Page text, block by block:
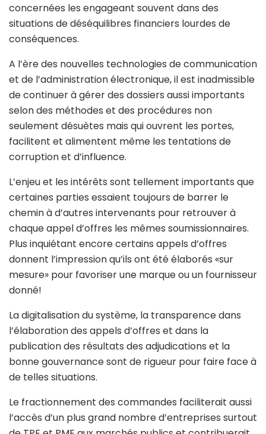
concernées les engageant souvent dans des
situations de déséquilibres financiers lourdes de
conséquences.
A l’ère des nouvelles technologies de communication
et de l’administration électronique, il est inadmissible
de continuer à gérer des dossiers aussi importants
selon des méthodes et des procédures non
seulement désuètes mais qui ouvrent les portes,
facilitent et alimentent même les tentations de
corruption et d’influence.
L’enjeu et les intérêts sont tellement importants que
certaines parties essaient toujours de barrer le
chemin à d’autres intervenants pour retrouver à
chaque appel d’offres les mêmes soumissionnaires.
Plus inquiétant encore certains appels d’offres
donnent l’impression qu’ils ont été élaborés «sur
mesure» pour favoriser une marque ou un fournisseur
donné!
La digitalisation du système, la transparence dans
l’élaboration des appels d’offres et dans la
publication des résultats des adjudications et la
bonne gouvernance sont de rigueur pour faire face à
de telles situations.
Le fractionnement des commandes faciliterait aussi
l’accès d’un plus grand nombre d’entreprises surtout